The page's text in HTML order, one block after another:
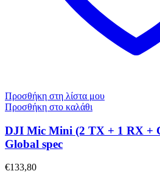
Προσθήκη στη λίστα μου
Προσθήκη στο καλάθι
DJI Mic Mini (2 TX + 1 RX +
Global spec
€133,80